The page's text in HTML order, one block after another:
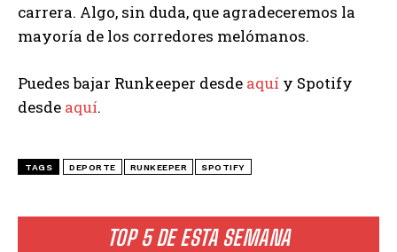
TOP 5 DE ESTA SEMANA
carrera. Algo, sin duda, que agradeceremos la
mayoría de los corredores melómanos.
Puedes bajar Runkeeper desde aquí y Spotify
desde aquí.
TAGS DEPORTE RUNKEEPER SPOTIFY